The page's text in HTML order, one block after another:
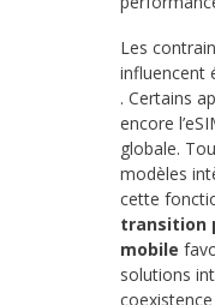
Les
influencent
. Certains
encore
globale.
modèles
cette
transition
mobile
solutions